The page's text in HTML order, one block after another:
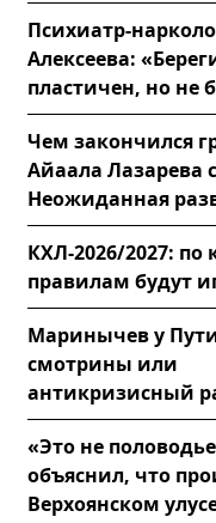
Психиатр-
Алексеева:
пластичен, но не
Чем закончился
Айаала Лазарева
Неожиданная
КХЛ-2026/2027: по
правилам будут
Маринычев у
смотрины или
антикризисный
«Это не
объяснил, что
Верхоянском